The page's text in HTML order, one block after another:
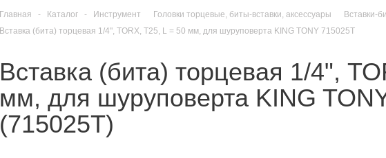
Главная - Каталог - Инструмент Головки торцевые, биты-вставки, аксессуары Вставки-
Вставка (бита) торцевая 1/4", TORX, Т25, L = 50 мм, для шуруповерта KING TONY 715025T
Вставка (бита) торцевая 1/4",
мм, для шуруповерта KING
(715025T)